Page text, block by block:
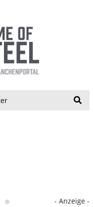
- Anzeige -